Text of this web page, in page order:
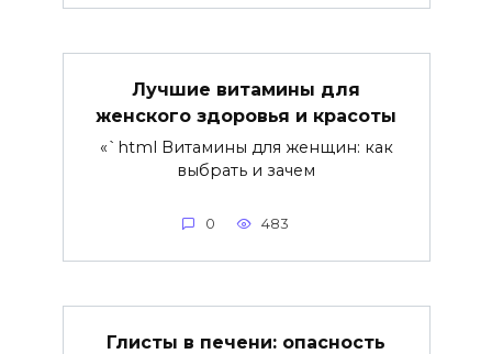
Лучшие витамины для
женского здоровья и красоты
«`html Витамины для женщин: как
выбрать и зачем
0 483
Глисты в печени: опасность